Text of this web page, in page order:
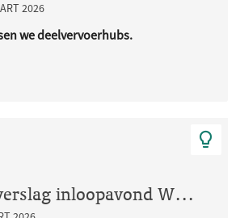
2026
we deelvervoerhubs.
Participatieverslag inloopavond Westerkwartier 29 januari 2026